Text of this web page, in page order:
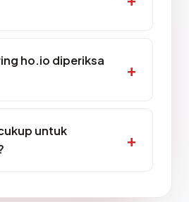
ho.io diperiksa
untuk